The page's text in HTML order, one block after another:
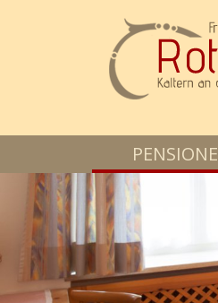
PENSIONE